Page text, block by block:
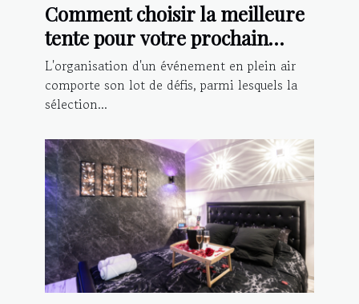
Comment choisir la meilleure
tente pour votre prochain
événement extérieur
L'organisation d'un événement en plein air
comporte son lot de défis, parmi lesquels la
sélection...